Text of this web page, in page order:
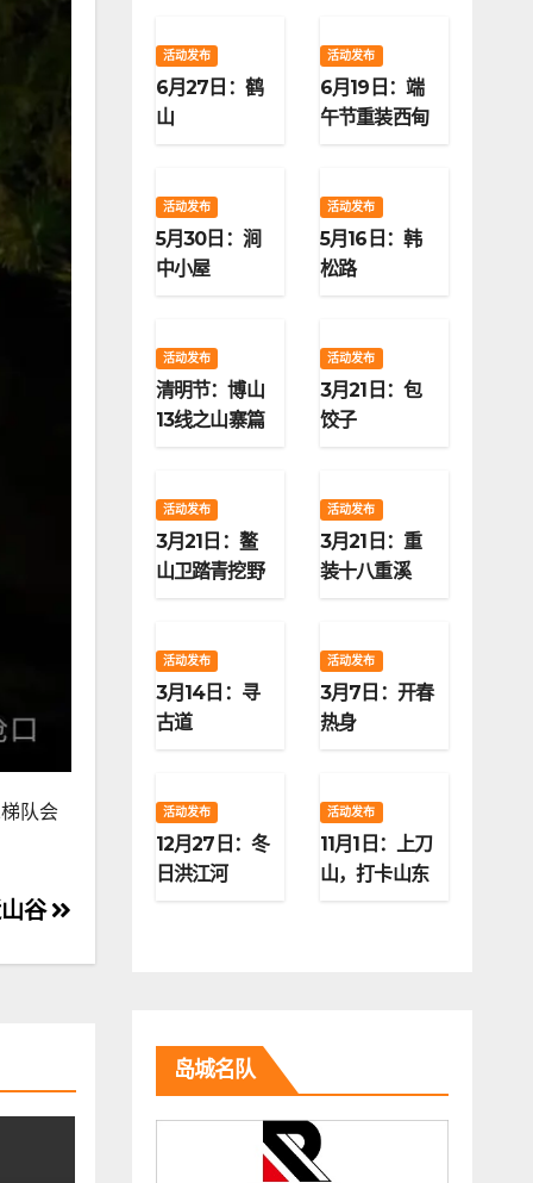
队会
谷
活动发布
6月27日：鹤
山
活动发布
6月19日：端
午节重装西甸
活动发布
5月30日：涧
中小屋
活动发布
5月16日：韩
松路
活动发布
清明节：博山
13线之山寨篇
活动发布
3月21日：包
饺子
活动发布
3月21日：鳌
山卫踏青挖野
活动发布
3月21日：重
装十八重溪
活动发布
3月14日：寻
古道
活动发布
3月7日：开春
热身
活动发布
12月27日：冬
日洪江河
活动发布
11月1日：上刀
山，打卡山东
岛城名队